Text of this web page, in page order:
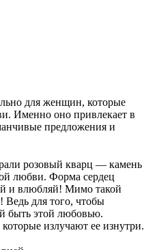
для женщин, которые
Именно оно привлекает в
предложения и
розовый кварц — камень
любви. Форма сердец
и влюбляй! Мимо такой
для того, чтобы
быть этой любовью.
излучают ее изнутри.